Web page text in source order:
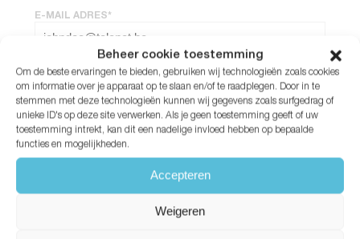
Beheer cookie toestemming
Om de beste ervaringen te bieden, gebruiken wij technologieën zoals cookies
om informatie over je apparaat op te slaan en/of te raadplegen. Door in te
stemmen met deze technologieën kunnen wij gegevens zoals surfgedrag of
unieke ID's op deze site verwerken. Als je geen toestemming geeft of uw
toestemming intrekt, kan dit een nadelige invloed hebben op bepaalde
functies en mogelijkheden.
Accepteren
Weigeren
E-MAIL ADRES*
WACHTWOORD*
Wachtwoord vergeten?